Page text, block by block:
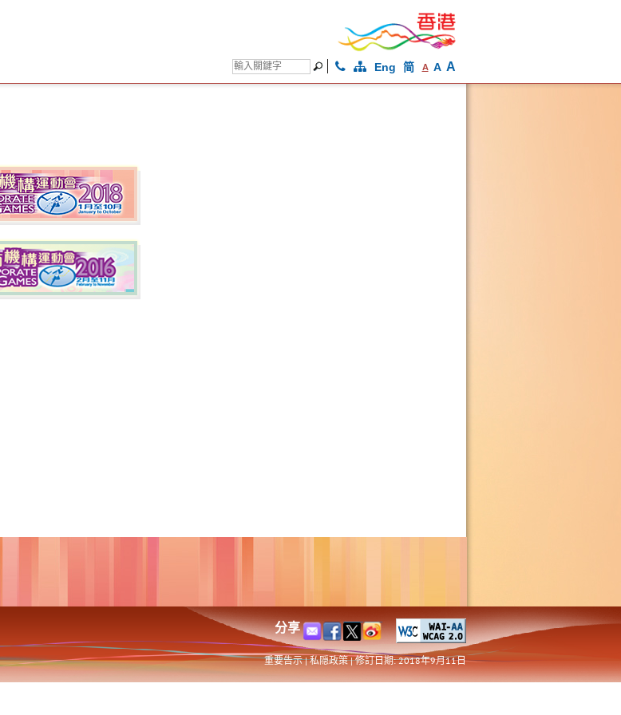
Eng 简 A A A
分享
重要告示|私隠政策|修訂日期: 2018年9月11日